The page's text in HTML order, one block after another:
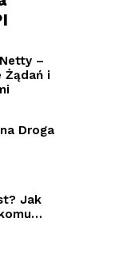
–
Żądań i
Droga
Jak